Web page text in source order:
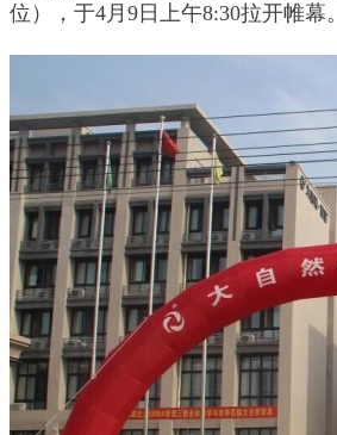
位），于4月 9 日上午8:30拉开帷幕。